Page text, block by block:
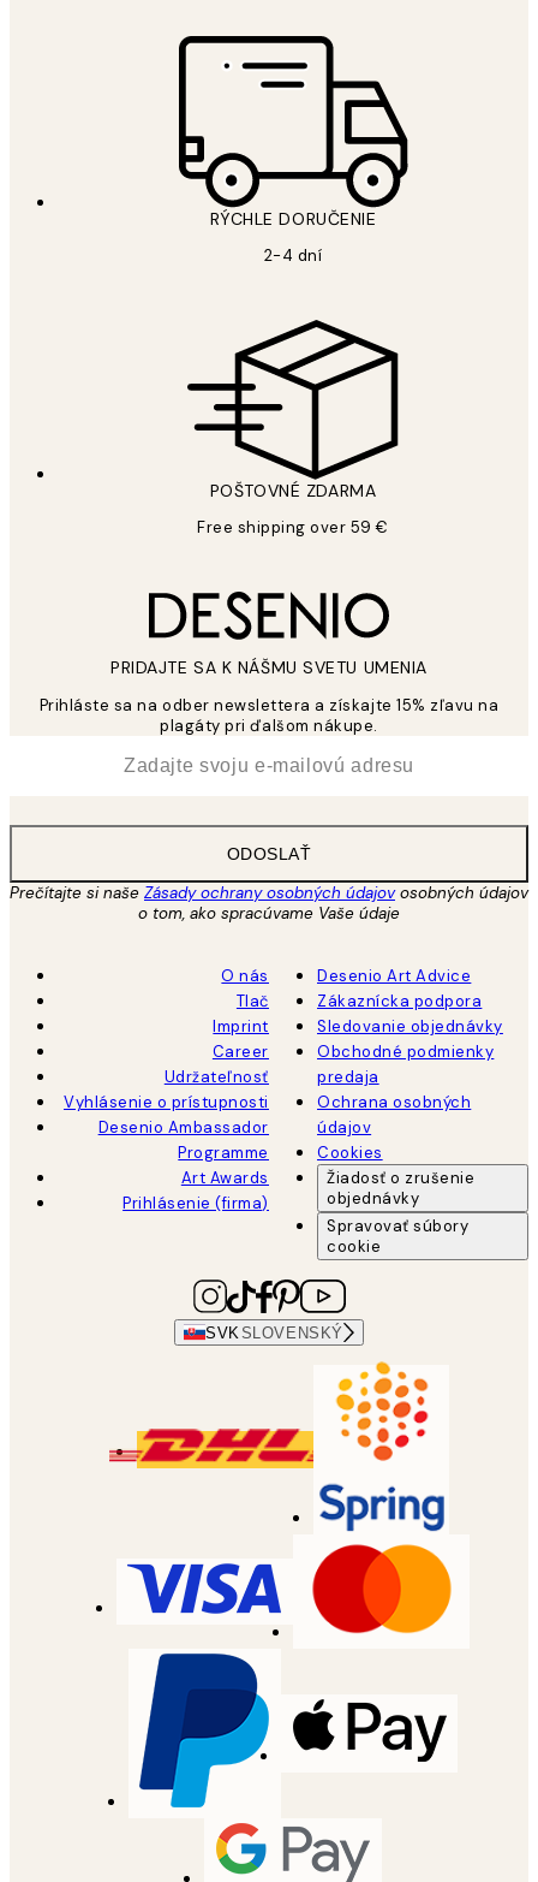
RÝCHLE DORUČENIE
2-4 dní
POŠTOVNÉ ZDARMA
Free shipping over 59 €
PRIDAJTE SA K NÁŠMU SVETU UMENIA
Prihláste sa na odber newslettera a získajte 15% zľavu na
plagáty pri ďalšom nákupe.
ODOSLAŤ
Prečítajte si naše Zásady ochrany osobných údajovosobných údajov
o tom, ako spracúvame Vaše údaje
O nás
Tlač
Imprint
Career
Udržateľnosť
Vyhlásenie o prístupnosti
Desenio Ambassador
Programme
Art Awards
Prihlásenie (firma)
Desenio Art Advice
Zákaznícka podpora
Sledovanie objednávky
Obchodné podmienky
predaja
Ochrana osobných
údajov
Cookies
Žiadosť o zrušenie
objednávky
Spravovať súbory
cookie
SVK SLOVENSKÝ